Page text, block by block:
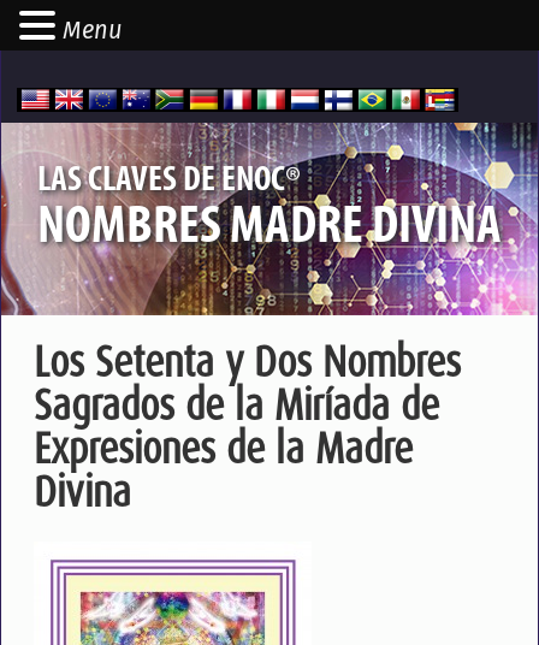
LAS CLAVES DE ENOC®
NOMBRES MADRE DIVINA
Los Setenta y Dos Nombres
Sagrados de la Miríada de
Expresiones de la Madre
Divina
Menu